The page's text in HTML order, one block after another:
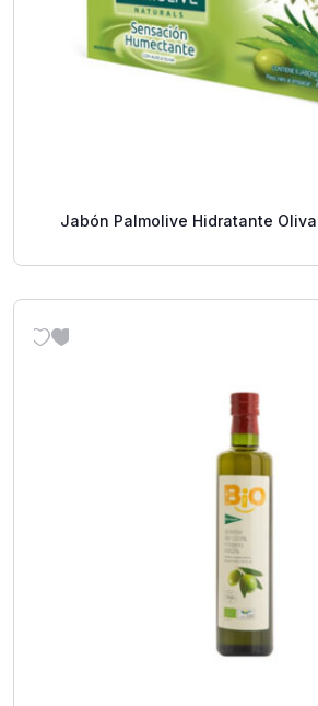
Jabón Palmolive Hidratante